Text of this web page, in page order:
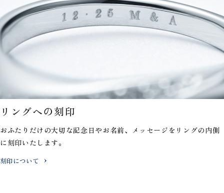
リングへの刻印
おふたりだけの大切な記念日やお名前、メッセージを リングの内側
に刻印いたします。
刻印について